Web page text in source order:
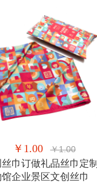
￥1.00 ￥1.00
巾订做礼品丝巾定制
企业景区文创丝巾